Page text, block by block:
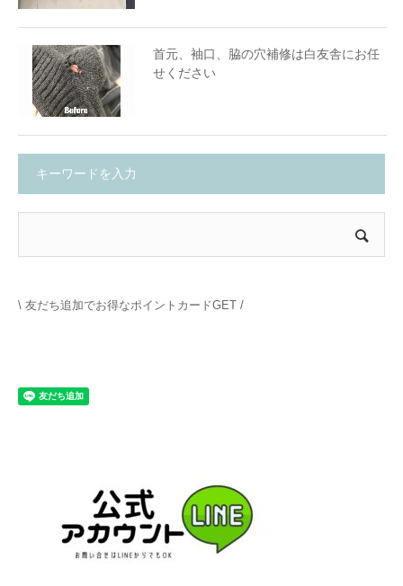
首元、袖口、脇の穴補修は白友舎にお任
せください
キーワードを入力
\ 友だち追加でお得なポイントカードGET /